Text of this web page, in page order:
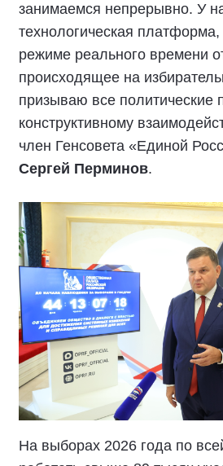
занимаемся непрерывно. У
технологическая
режиме реального времени
происходящее на
призываю все политические
конструктивному
член Генсовета «Единой
Сергей Перминов.
На выборах 2026 года по